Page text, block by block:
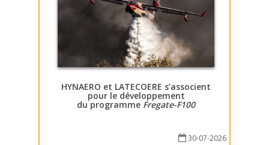
HYNAERO et LATECOERE s’associent
pour le développement
du programme Fregate-F100
30-07-2026